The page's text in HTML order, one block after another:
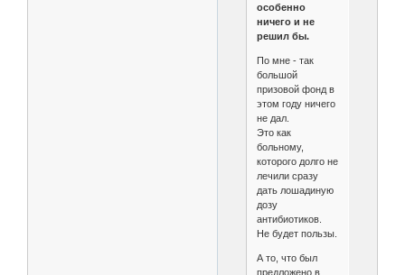
особенно
ничего и не
решил бы.
По мне - так
большой
призовой фонд в
этом году ничего
не дал.
Это как
больному,
которого долго не
лечили сразу
дать лошадиную
дозу
антибиотиков.
Не будет пользы.
А то, что был
предложено в